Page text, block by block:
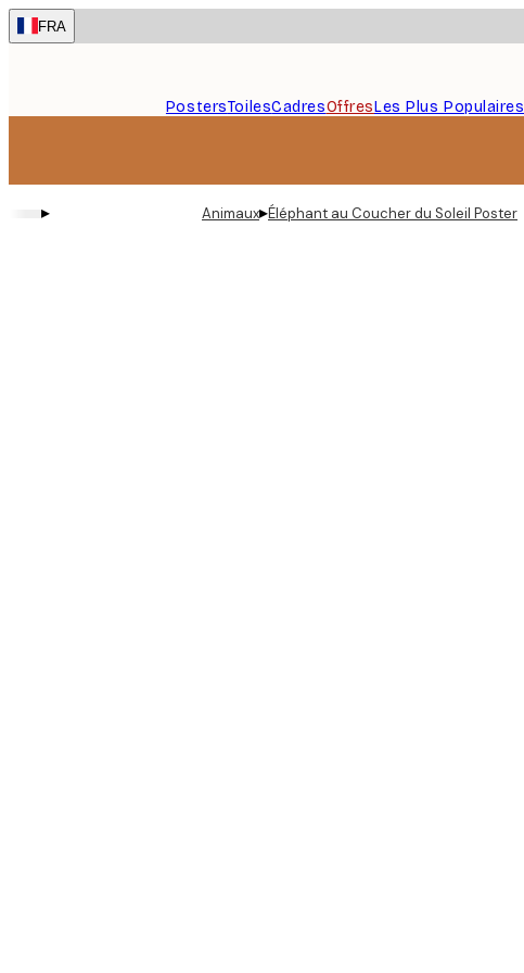
Skip
to
FRA
PostersToilesCadresOffresLes Plus Populaires
▸ Animaux▸Éléphant au Coucher du Soleil Poster